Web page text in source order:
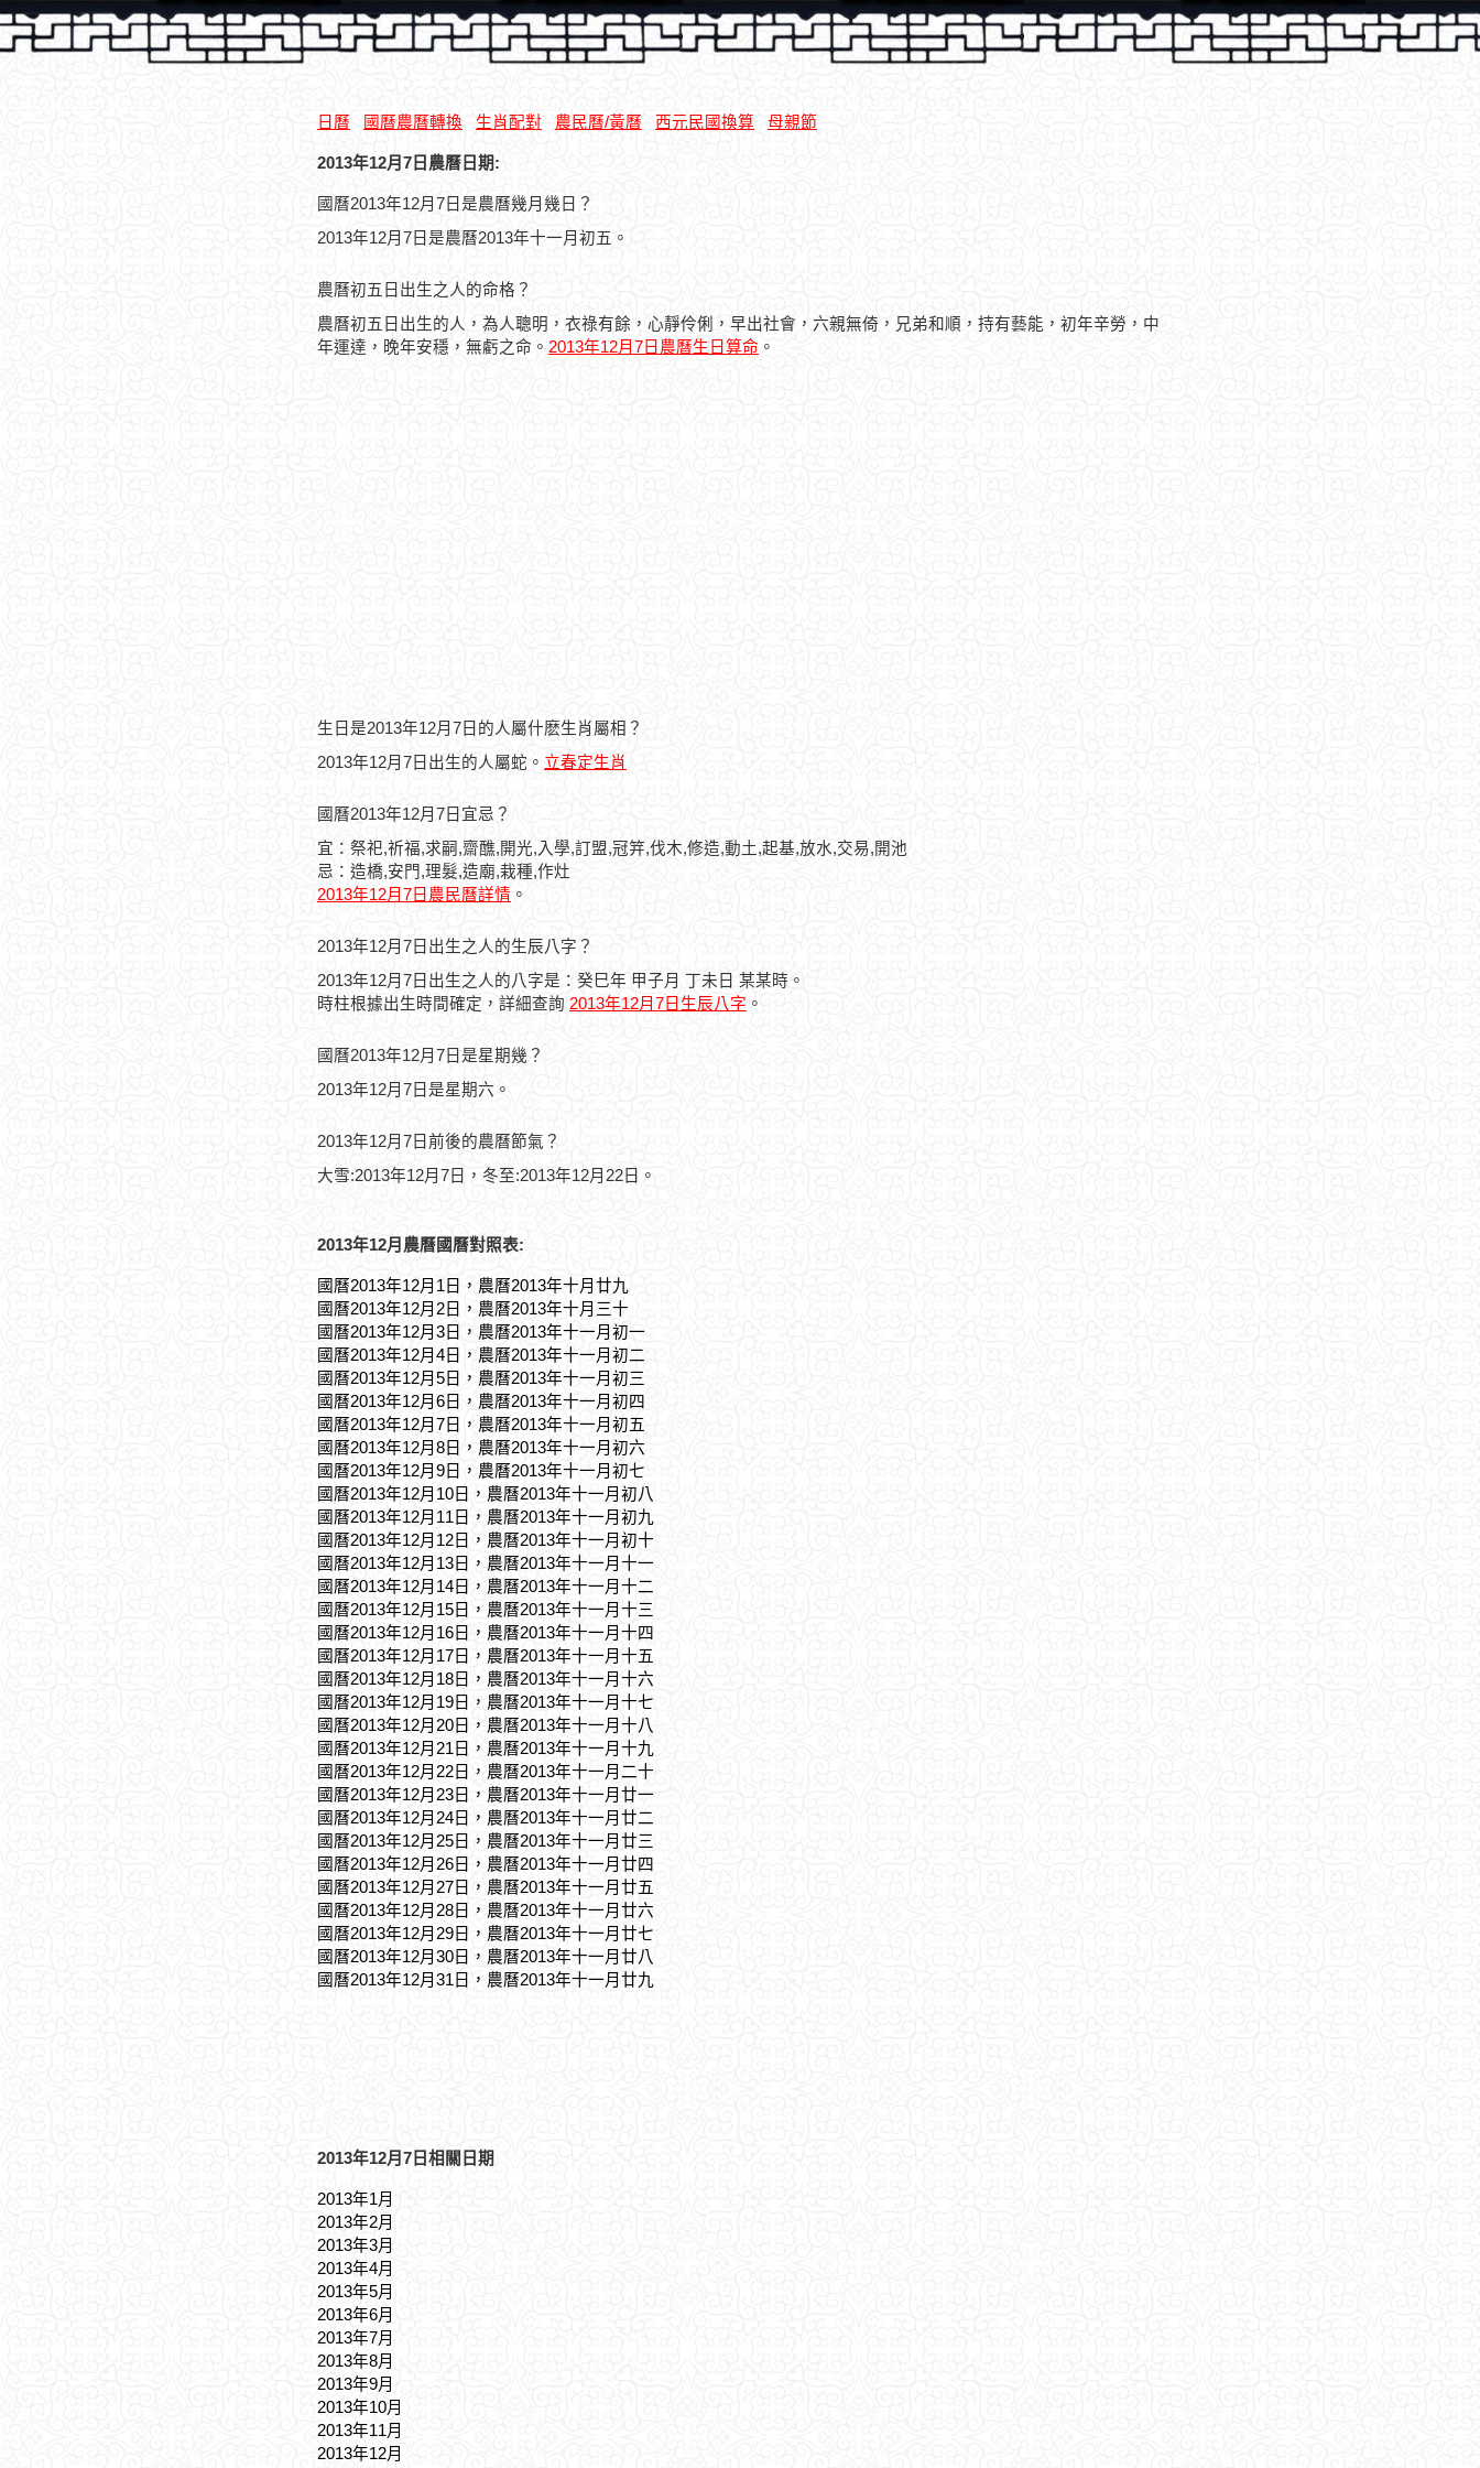
日曆 國曆農曆轉換 生肖配對 農民曆/黃曆 西元民國換算 母親節
2013年12月7日農曆日期:
國曆2013年12月7日是農曆幾月幾日？
2013年12月7日是農曆2013年十一月初五。
農曆初五日出生之人的命格？
農曆初五日出生的人，為人聰明，衣祿有餘，心靜伶俐，早出社會，六親無倚，兄弟和順，持有藝能，初年辛勞，中
年運達，晚年安穩，無虧之命。 2013年12月7日農曆生日算命 。
生日是2013年12月7日的人屬什麽生肖屬相？
2013年12月7日出生的人屬蛇。 立春定生肖
國曆2013年12月7日宜忌？
宜：祭祀,祈福,求嗣,齋醮,開光,入學,訂盟,冠笄,伐木,修造,動土,起基,放水,交易,開池
忌：造橋,安門,理髮,造廟,栽種,作灶
2013年12月7日農民曆詳情 。
2013年12月7日出生之人的生辰八字？
2013年12月7日出生之人的八字是：癸巳年 甲子月 丁未日 某某時。
時柱根據出生時間確定，詳細查詢 2013年12月7日生辰八字 。
國曆2013年12月7日是星期幾？
2013年12月7日是星期六。
2013年12月7日前後的農曆節氣？
大雪:2013年12月7日，冬至:2013年12月22日。
2013年12月農曆國曆對照表:
國曆2013年12月1日，農曆2013年十月廿九
國曆2013年12月2日，農曆2013年十月三十
國曆2013年12月3日，農曆2013年十一月初一
國曆2013年12月4日，農曆2013年十一月初二
國曆2013年12月5日，農曆2013年十一月初三
國曆2013年12月6日，農曆2013年十一月初四
國曆2013年12月7日，農曆2013年十一月初五
國曆2013年12月8日，農曆2013年十一月初六
國曆2013年12月9日，農曆2013年十一月初七
國曆2013年12月10日，農曆2013年十一月初八
國曆2013年12月11日，農曆2013年十一月初九
國曆2013年12月12日，農曆2013年十一月初十
國曆2013年12月13日，農曆2013年十一月十一
國曆2013年12月14日，農曆2013年十一月十二
國曆2013年12月15日，農曆2013年十一月十三
國曆2013年12月16日，農曆2013年十一月十四
國曆2013年12月17日，農曆2013年十一月十五
國曆2013年12月18日，農曆2013年十一月十六
國曆2013年12月19日，農曆2013年十一月十七
國曆2013年12月20日，農曆2013年十一月十八
國曆2013年12月21日，農曆2013年十一月十九
國曆2013年12月22日，農曆2013年十一月二十
國曆2013年12月23日，農曆2013年十一月廿一
國曆2013年12月24日，農曆2013年十一月廿二
國曆2013年12月25日，農曆2013年十一月廿三
國曆2013年12月26日，農曆2013年十一月廿四
國曆2013年12月27日，農曆2013年十一月廿五
國曆2013年12月28日，農曆2013年十一月廿六
國曆2013年12月29日，農曆2013年十一月廿七
國曆2013年12月30日，農曆2013年十一月廿八
國曆2013年12月31日，農曆2013年十一月廿九
2013年12月7日相關日期
2013年1月
2013年2月
2013年3月
2013年4月
2013年5月
2013年6月
2013年7月
2013年8月
2013年9月
2013年10月
2013年11月
2013年12月